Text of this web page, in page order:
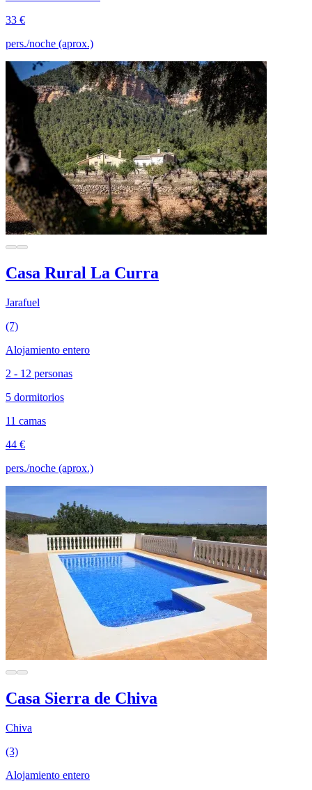
33 €
pers./noche (aprox.)
Casa Rural La Curra
Jarafuel
(7)
Alojamiento entero
2 - 12 personas
5 dormitorios
11 camas
44 €
pers./noche (aprox.)
Casa Sierra de Chiva
Chiva
(3)
Alojamiento entero